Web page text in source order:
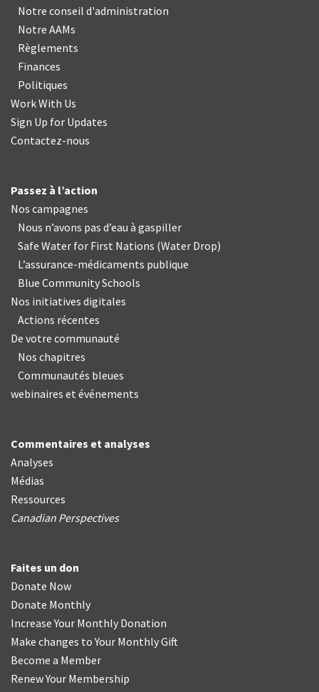
Notre conseil d'administration
Notre AAMs
Règlements
Finances
Politiques
Work With Us
Sign Up for Updates
Contactez-nous
Passez à l’action
Nos campagnes
Nous n’avons pas d’eau à gaspiller
Safe Water for First Nations (Water Drop)
L’assurance-médicaments publique
Blue Community Schools
Nos initiatives digitales
Actions récentes
De votre communauté
Nos chapitres
Communautés bleues
webinaires et événements
Commentaires et analyses
Analyses
Médias
Ressources
Canadian Perspectives
Faites un don
Donate Now
Donate Monthly
Increase Your Monthly Donation
Make changes to Your Monthly Gift
Become a Member
Renew Your Membership